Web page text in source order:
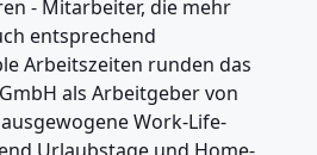
- Mitarbeiter, die mehr
entsprechend
Arbeitszeiten runden das
als Arbeitgeber von
Work-Life-